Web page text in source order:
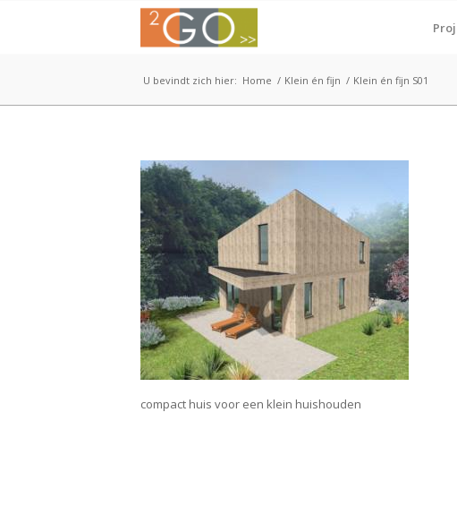
U bevindt zich hier: Home / Klein én fijn / Klein én fijn S01
compact huis voor een klein huishouden